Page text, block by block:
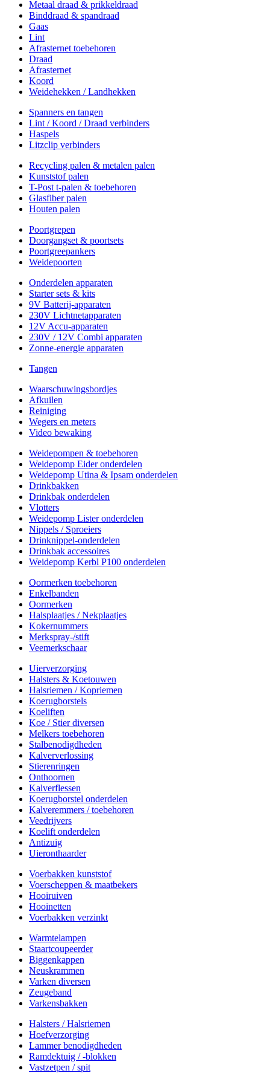
Metaal draad & prikkeldraad
Binddraad & spandraad
Gaas
Lint
Afrasternet toebehoren
Draad
Afrasternet
Koord
Weidehekken / Landhekken
Spanners en tangen
Lint / Koord / Draad verbinders
Haspels
Litzclip verbinders
Recycling palen & metalen palen
Kunststof palen
T-Post t-palen & toebehoren
Glasfiber palen
Houten palen
Poortgrepen
Doorgangset & poortsets
Poortgreepankers
Weidepoorten
Onderdelen apparaten
Starter sets & kits
9V Batterij-apparaten
230V Lichtnetapparaten
12V Accu-apparaten
230V / 12V Combi apparaten
Zonne-energie apparaten
Tangen
Waarschuwingsbordjes
Afkuilen
Reiniging
Wegers en meters
Video bewaking
Weidepompen & toebehoren
Weidepomp Eider onderdelen
Weidepomp Utina & Ipsam onderdelen
Drinkbakken
Drinkbak onderdelen
Vlotters
Weidepomp Lister onderdelen
Nippels / Sproeiers
Drinknippel-onderdelen
Drinkbak accessoires
Weidepomp Kerbl P100 onderdelen
Oormerken toebehoren
Enkelbanden
Oormerken
Halsplaatjes / Nekplaatjes
Kokernummers
Merkspray-/stift
Veemerkschaar
Uierverzorging
Halsters & Koetouwen
Halsriemen / Kopriemen
Koerugborstels
Koeliften
Koe / Stier diversen
Melkers toebehoren
Stalbenodigdheden
Kalververlossing
Stierenringen
Onthoornen
Kalverflessen
Koerugborstel onderdelen
Kalveremmers / toebehoren
Veedrijvers
Koelift onderdelen
Antizuig
Uieronthaarder
Voerbakken kunststof
Voerscheppen & maatbekers
Hooiruiven
Hooinetten
Voerbakken verzinkt
Warmtelampen
Staartcoupeerder
Biggenkappen
Neuskrammen
Varken diversen
Zeugeband
Varkensbakken
Halsters / Halsriemen
Hoefverzorging
Lammer benodigdheden
Ramdektuig / -blokken
Vastzetpen / spit